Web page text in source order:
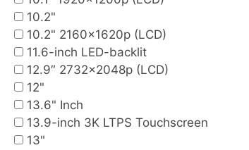
10.2"
10.2" 2160x1620p (LCD)
11.6-inch LED-backlit
12.9″ 2732×2048p (LCD)
12"
13.6" Inch
13.9-inch 3K LTPS Touchscreen
13"